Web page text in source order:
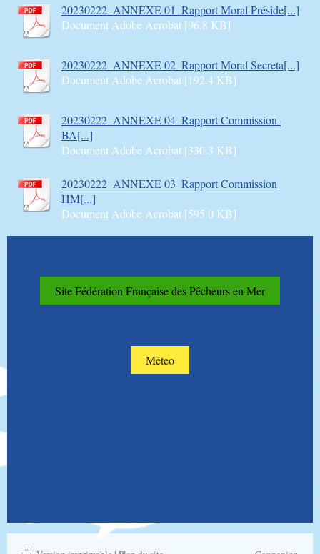
20230222_ANNEXE 01_Rapport Moral Préside[...]
Document Adobe Acrobat [96.8 KB]
20230222_ANNEXE 02_Rapport Moral Secreta[...]
Document Adobe Acrobat [192.4 KB]
20230222_ANNEXE 04_Rapport Commission-
BA[...]
Document Adobe Acrobat [330.3 KB]
20230222_ANNEXE 03_Rapport Commission
HM[...]
Document Adobe Acrobat [595.0 KB]
Site Fédération Française des Pêcheurs en Mer
Méteo